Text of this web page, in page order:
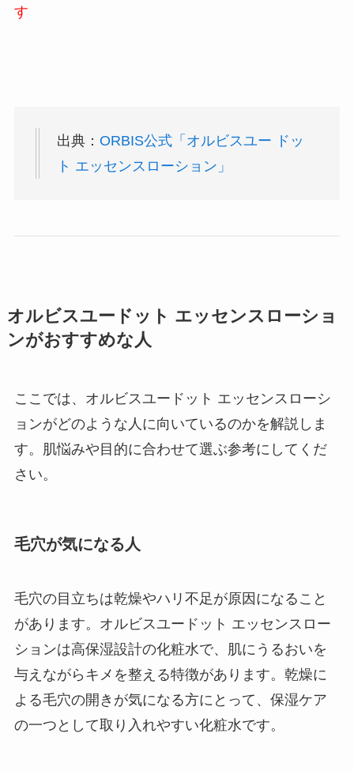
す
出典： ORBIS公式「オルビスユー ドッ
ト エッセンスローション」
オルビスユードット エッセンスローショ
ンがおすすめな人
ここでは、オルビスユードット エッセンスローシ
ョンがどのような人に向いているのかを解説しま
す。肌悩みや目的に合わせて選ぶ参考にしてくだ
さい。
毛穴が気になる人
毛穴の目立ちは乾燥やハリ不足が原因になること
があります。オルビスユードット エッセンスロー
ションは高保湿設計の化粧水で、肌にうるおいを
与えながらキメを整える特徴があります。乾燥に
よる毛穴の開きが気になる方にとって、保湿ケア
の一つとして取り入れやすい化粧水です。